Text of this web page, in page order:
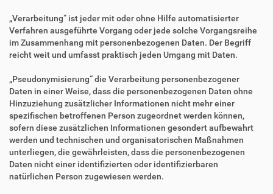
„Verarbeitung“ ist jeder mit oder ohne Hilfe automatisierter
Verfahren ausgeführte Vorgang oder jede solche Vorgangsreihe
im Zusammenhang mit personenbezogenen Daten. Der Begriff
reicht weit und umfasst praktisch jeden Umgang mit Daten.
„Pseudonymisierung“ die Verarbeitung personenbezogener
Daten in einer Weise, dass die personenbezogenen Daten ohne
Hinzuziehung zusätzlicher Informationen nicht mehr einer
spezifischen betroffenen Person zugeordnet werden können,
sofern diese zusätzlichen Informationen gesondert aufbewahrt
werden und technischen und organisatorischen Maßnahmen
unterliegen, die gewährleisten, dass die personenbezogenen
Daten nicht einer identifizierten oder identifizierbaren
natürlichen Person zugewiesen werden.